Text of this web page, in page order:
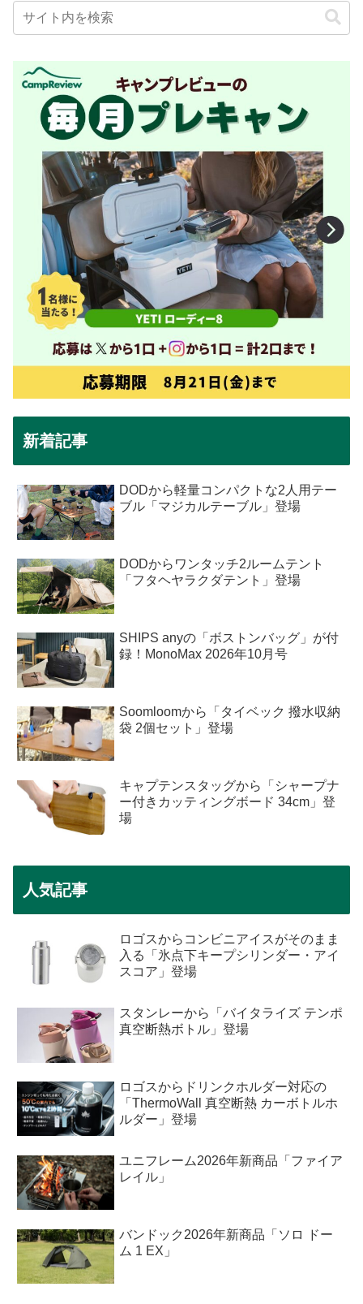
新着記事
DODから軽量コンパクトな2人用テー
ブル「マジカルテーブル」登場
DODからワンタッチ2ルームテント
「フタヘヤラクダテント」登場
SHIPS anyの「ボストンバッグ」が付
録！MonoMax 2026年10月号
Soomloomから「タイベック 撥水収納
袋 2個セット」登場
キャプテンスタッグから「シャープナ
ー付きカッティングボード 34cm」登
場
人気記事
ロゴスからコンビニアイスがそのまま
入る「氷点下キープシリンダー・アイ
スコア」登場
スタンレーから「バイタライズ テンポ
真空断熱ボトル」登場
ロゴスからドリンクホルダー対応の
「ThermoWall 真空断熱 カーボトルホ
ルダー」登場
ユニフレーム2026年新商品「ファイア
レイル」
バンドック2026年新商品「ソロ ドー
ム 1 EX」